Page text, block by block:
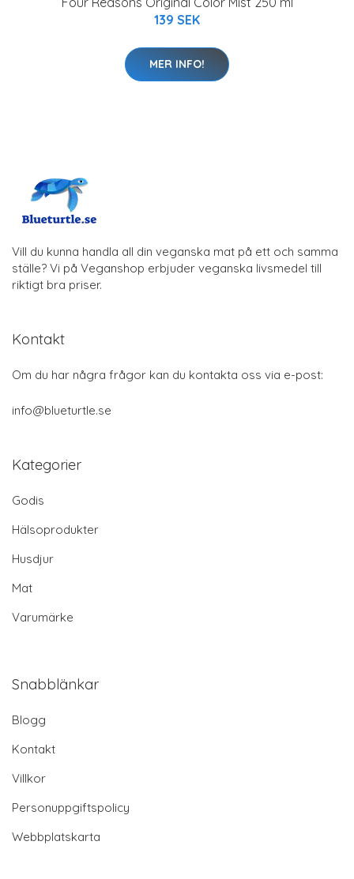
139 SEK
MER INFO!
Vill du kunna handla all din veganska mat på ett och samma
ställe? Vi på Veganshop erbjuder veganska livsmedel till
riktigt bra priser.
Kontakt
Om du har några frågor kan du kontakta oss via e-post:
info@blueturtle.se
Kategorier
Godis
Hälsoprodukter
Husdjur
Mat
Varumärke
Snabblänkar
Blogg
Kontakt
Villkor
Personuppgiftspolicy
Webbplatskarta